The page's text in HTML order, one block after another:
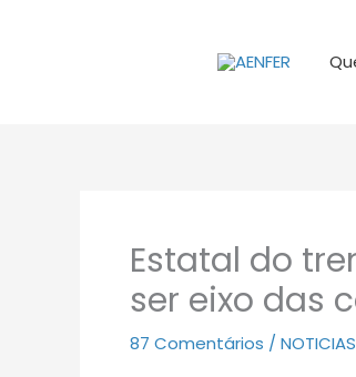
Estatal do
ser eixo das
87 Comentários / NOTICIAS